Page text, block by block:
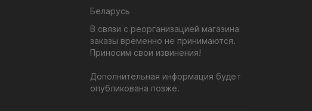
Беларусь
В связи с реорганизацией магазина
заказы временно не принимаются.
Приносим свои извинения!
Дополнительная информация будет
опубликована позже.